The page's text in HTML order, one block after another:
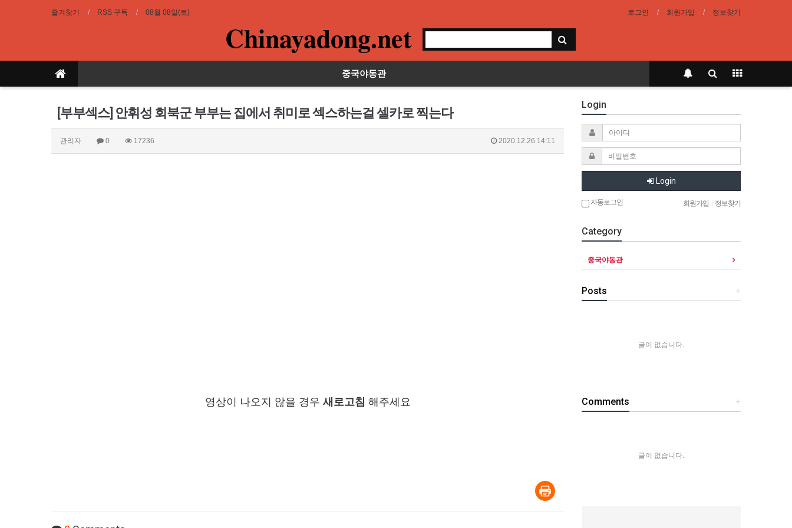
즐겨찾기 RSS 구독 08월 08일(토) 로그인 회원가입 정보찾기
Chinayadong.net
중국야동관
[부부섹스] 안휘성 회북군 부부는 집에서 취미로 섹스하는걸 셀카로 찍는다
관리자 0 17236 2020.12.26 14:11
영상이 나오지 않을 경우 새로고침 해주세요
Login
Login
자동로그인 회원가입 정보찾기
Category
중국야동관
+
Posts
글이 없습니다.
+
Comments
글이 없습니다.